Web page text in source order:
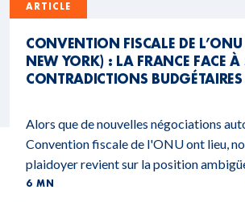
ARTICLE
CONVENTION FISCALE DE
NEW YORK) : LA FRANCE FACE À
CONTRADICTIONS BUDGÉTAIRES
Alors que de nouvelles négociations
Convention fiscale de l'ONU ont lieu,
plaidoyer revient sur la position
6 MN